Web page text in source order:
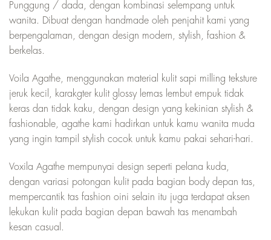
Punggung / dada, dengan kombinasi selempang untuk
wanita. Dibuat dengan handmade oleh penjahit kami yang
berpengalaman, dengan design modern, stylish, fashion &
berkelas.
Voila Agathe, menggunakan material kulit sapi milling teksture
jeruk kecil, karakgter kulit glossy lemas lembut empuk tidak
keras dan tidak kaku, dengan design yang kekinian stylish &
fashionable, agathe kami hadirkan untuk kamu wanita muda
yang ingin tampil stylish cocok untuk kamu pakai sehari-hari.
Voxila Agathe mempunyai design seperti pelana kuda,
dengan variasi potongan kulit pada bagian body depan tas,
mempercantik tas fashion oini selain itu juga terdapat aksen
lekukan kulit pada bagian depan bawah tas menambah
kesan casual.